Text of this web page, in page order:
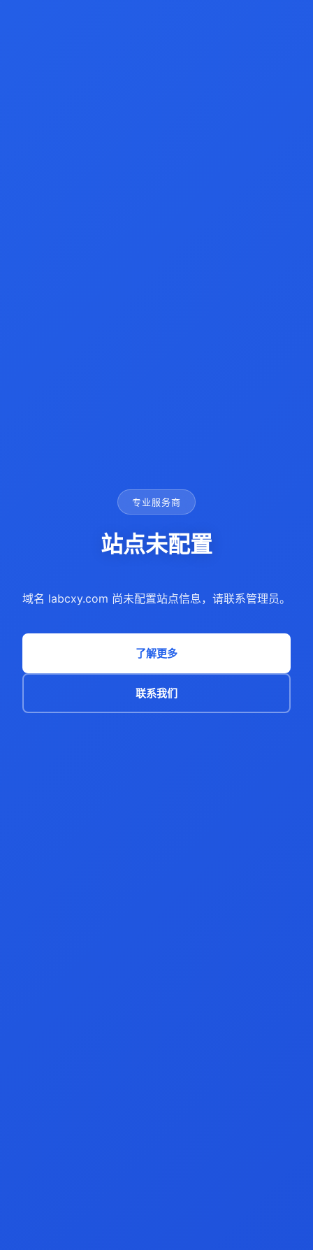
专业服务商
站点未配置
域名 labcxy.com 尚未配置站点信息，请联系管理员。
了解更多
联系我们